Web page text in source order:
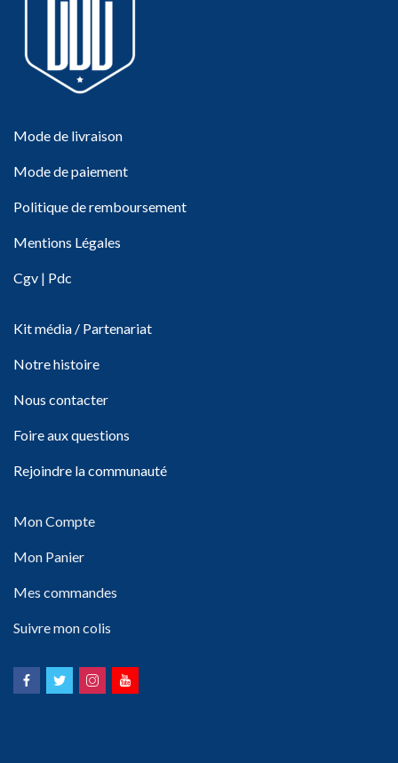
Mode de livraison
Mode de paiement
Politique de remboursement
Mentions Légales
Cgv | Pdc
Kit média / Partenariat
Notre histoire
Nous contacter
Foire aux questions
Rejoindre la communauté
Mon Compte
Mon Panier
Mes commandes
Suivre mon colis